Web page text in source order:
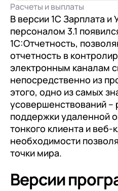
Расчеты и выплаты
В версии 1С Зарплата и
персоналом 3.1
1С:Отчетность,
отчетность в
электронным каналам
непосредственно из
этого, одно из самых
усовершенствований –
поддержки удаленной
тонкого клиента и веб-
необходимости
точки мира.
Версии